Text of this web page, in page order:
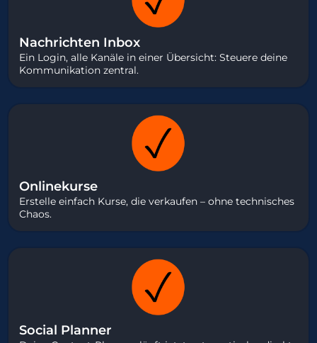
Nachrichten Inbox
Ein Login, alle Kanäle in einer Übersicht: Steuere deine
Kommunikation zentral.
Onlinekurse
Erstelle einfach Kurse, die verkaufen – ohne technisches
Chaos.
Social Planner